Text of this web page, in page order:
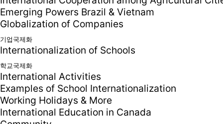
Emerging Powers Brazil & Vietnam
Globalization of Companies
기업국제화
Internationalization of Schools
학교국제화
International Activities
Examples of School Internationalization
Working Holidays & More
International Education in Canada